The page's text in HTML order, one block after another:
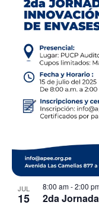
JUL
15
2da
8:00 am-2:00